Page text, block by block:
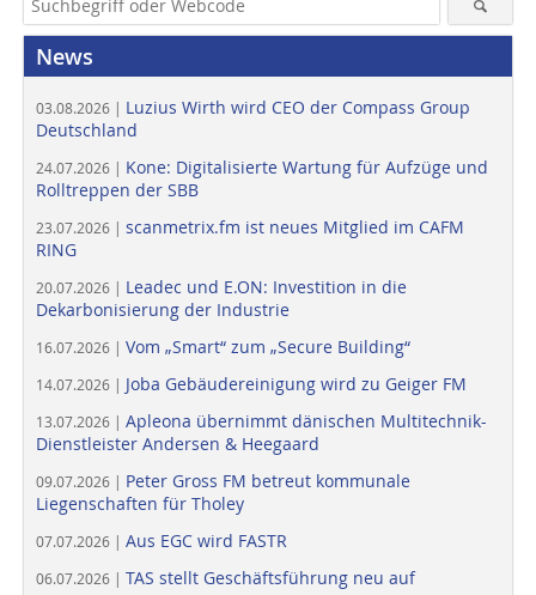
News
03.08.2026 | Luzius Wirth wird CEO der Compass Group
Deutschland
24.07.2026 | Kone: Digitalisierte Wartung für Aufzüge und
Rolltreppen der SBB
23.07.2026 | scanmetrix.fm ist neues Mitglied im CAFM
RING
20.07.2026 | Leadec und E.ON: Investition in die
Dekarbonisierung der Industrie
16.07.2026 | Vom „Smart“ zum „Secure Building“
14.07.2026 | Joba Gebäudereinigung wird zu Geiger FM
13.07.2026 | Apleona übernimmt dänischen Multitechnik-
Dienstleister Andersen & Heegaard
09.07.2026 | Peter Gross FM betreut kommunale
Liegenschaften für Tholey
07.07.2026 | Aus EGC wird FASTR
06.07.2026 | TAS stellt Geschäftsführung neu auf